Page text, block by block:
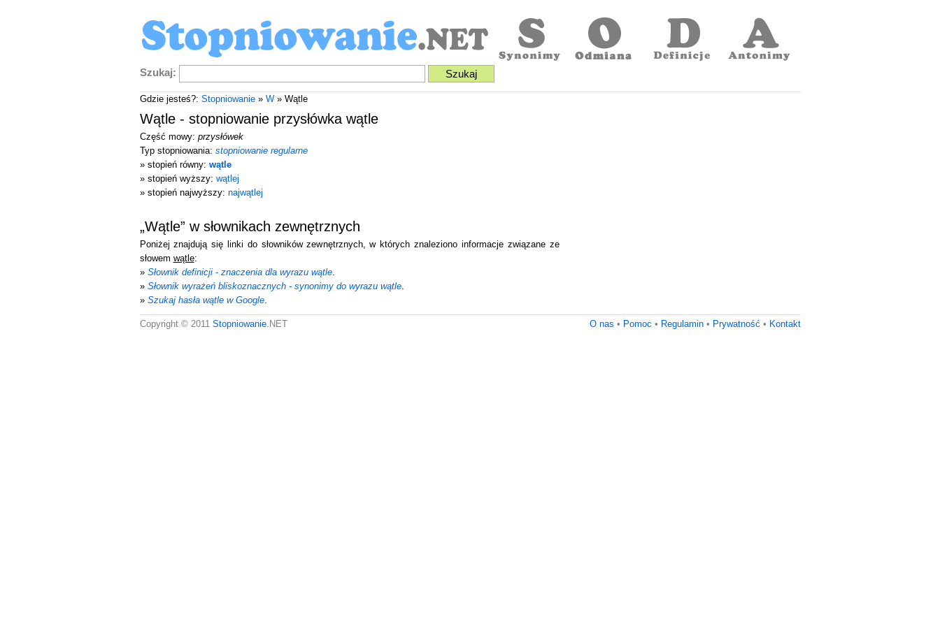
Szukaj:
Gdzie jesteś?: Stopniowanie» W» Wątle
Wątle - stopniowanie przysłówka wątle
Część mowy: przysłówek
Typ stopniowania: stopniowanie regularne
» stopień równy: wątle
» stopień wyższy: wątlej
» stopień najwyższy: najwątlej
„Wątle” w słownikach zewnętrznych
Poniżej znajdują się linki do słowników zewnętrznych, w których znaleziono informacje związane ze
słowem wątle:
» Słownik definicji - znaczenia dla wyrazu wątle.
» Słownik wyrażeń bliskoznacznych - synonimy do wyrazu wątle.
» Szukaj hasła wątle w Google.
O nas • Pomoc • Regulamin• Prywatność • Kontakt
Copyright © 2011 Stopniowanie.NET